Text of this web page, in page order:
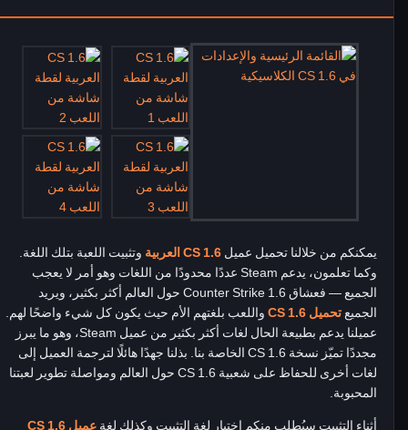
يمكنكم من خلالنا تحميل عميل CS 1.6 العربية
وتثبيت اللعبة بتلك اللغة.
وكما تعلمون، يدعم Steam عددًا محدودًا من اللغات وهو أمر لا يعجب
الجميع — فعشاق Counter Strike 1.6 حول العالم أكثر بكثير، ويريد
الجميع تحميل CS 1.6
واللعب بلغتهم الأم حيث يكون كل شيء واضحًا لهم.
عميلنا يدعم بطبيعة الحال لغات أكثر بكثير من عميل Steam، وهو ما يبرز
مجددًا تميّز نسخة CS 1.6 الخاصة بنا. بذلنا جهدًا هائلًا لترجمة العميل إلى
لغات أخرى للحفاظ على شعبية CS 1.6 حول العالم ومواصلة تطوير لعبتنا
المحبوبة.
أثناء التثبيت سيُطلب منكم اختيار لغة التثبيت وكذلك لغة عميل CS 1.6